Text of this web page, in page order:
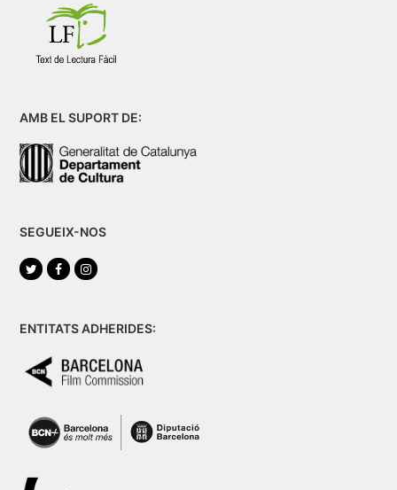
AMB EL SUPORT DE:
SEGUEIX-NOS
TwitterFacebookInstagram
ENTITATS ADHERIDES: